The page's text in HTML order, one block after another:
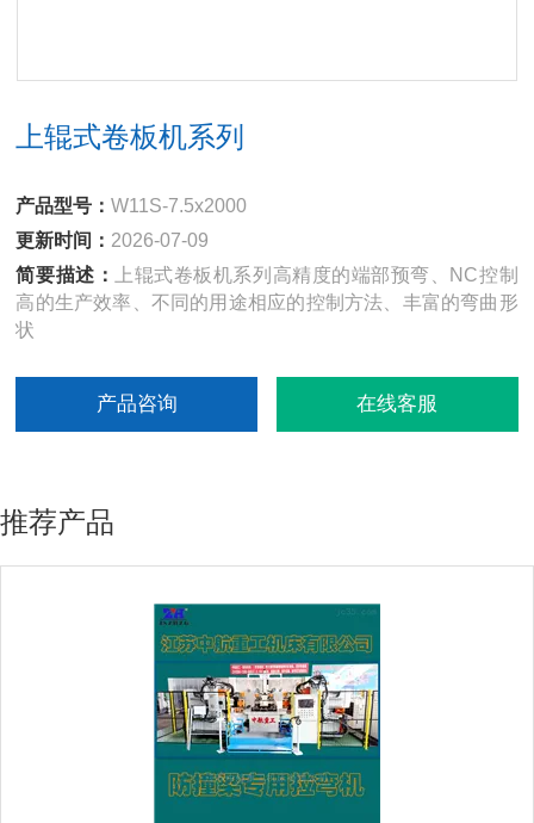
上辊式卷板机系列
产品型号：W11S-7.5x2000
更新时间： 2026-07-09
简要描述：
上辊式卷板机系列高精度的端部预弯、NC控制
高的生产效率、不同的用途相应的控制方法、丰富的弯曲形
状
产品咨询 在线客服
推荐产品